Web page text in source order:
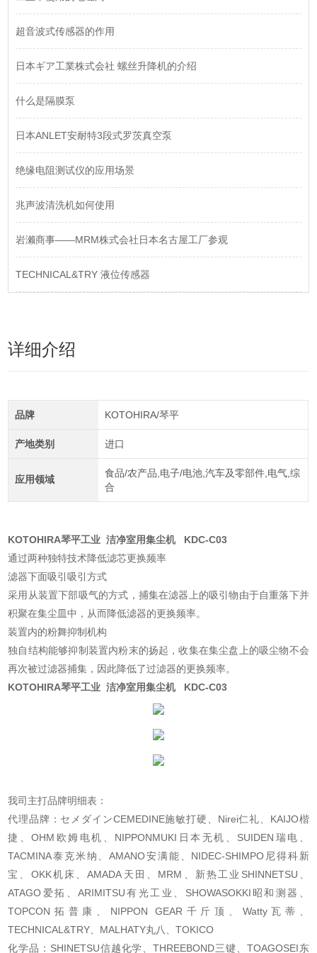
超音波式传感器的作用
日本ギア工業株式会社 螺丝升降机的介绍
什么是隔膜泵
日本ANLET安耐特3段式罗茨真空泵
绝缘电阻测试仪的应用场景
兆声波清洗机如何使用
岩濑商事——MRM株式会社日本名古屋工厂参观
TECHNICAL&TRY 液位传感器
详细介绍
品牌 KOTOHIRA/琴平
产地类别 进口
应用领域
食品/农产品,电子/电池,汽车及零部件,电气,综
合
KOTOHIRA琴平工业 洁净室用集尘机KDC-C03
通过两种独特技术降低滤芯更换频率
滤器下面吸引吸引方式
采用从装置下部吸气的方式，捕集在滤器上的吸引物由于自重落下并
积聚在集尘皿中，从而降低滤器的更换频率。
装置内的粉舞抑制机构
独自结构能够抑制装置内粉末的扬起，收集在集尘盘上的吸尘物不会
再次被过滤器捕集，因此降低了过滤器的更换频率。
KOTOHIRA琴平工业 洁净室用集尘机KDC-C03
我司主打品牌明细表：
代理品牌：セメダインCEMEDINE施敏打硬、Nirei仁礼、KAIJO楷
捷、OHM欧姆电机、NIPPONMUKI日本无机、SUIDEN瑞电、
TACMINA泰克米纳、AMANO安满能、NIDEC-SHIMPO尼得科新
宝、OKK机床、AMADA天田、MRM、新热工业SHINNETSU、
ATAGO爱拓、ARIMITSU有光工业、SHOWASOKKI昭和测器、
TOPCON拓普康、NIPPON GEAR千斤顶、Watty瓦蒂、
TECHNICAL&TRY、MALHATY丸八、TOKICO
化学品：SHINETSU信越化学、THREEBOND三键、TOAGOSEI东